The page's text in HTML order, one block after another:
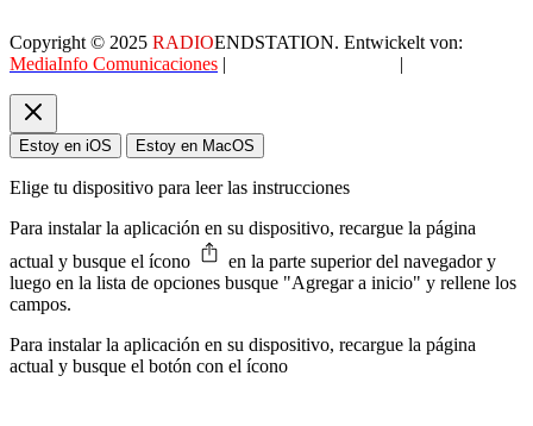
Copyright © 2025 RADIOENDSTATION. Entwickelt von:
MediaInfo Comunicaciones | |
Estoy en iOS Estoy en MacOS
Elige tu dispositivo para leer las instrucciones
Para instalar la aplicación en su dispositivo, recargue la página
actual y busque el ícono
en la parte superior del navegador y
luego en la lista de opciones busque "Agregar a inicio" y rellene los
campos.
Para instalar la aplicación en su dispositivo, recargue la página
actual y busque el botón con el ícono